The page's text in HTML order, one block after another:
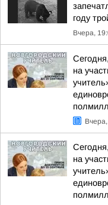
году
Вчера,
на
на